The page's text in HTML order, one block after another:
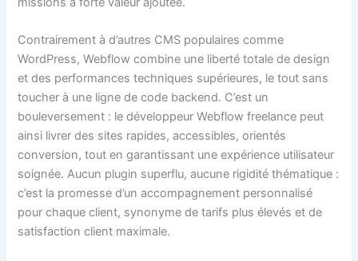
Contrairement à d’autres CMS populaires comme
WordPress, Webflow combine une liberté totale de design
et des performances techniques supérieures, le tout sans
toucher à une ligne de code backend. C’est un
bouleversement : le développeur Webflow freelance peut
ainsi livrer des sites rapides, accessibles, orientés
conversion, tout en garantissant une expérience utilisateur
soignée. Aucun plugin superflu, aucune rigidité thématique :
c’est la promesse d’un accompagnement personnalisé
pour chaque client, synonyme de tarifs plus élevés et de
satisfaction client maximale.